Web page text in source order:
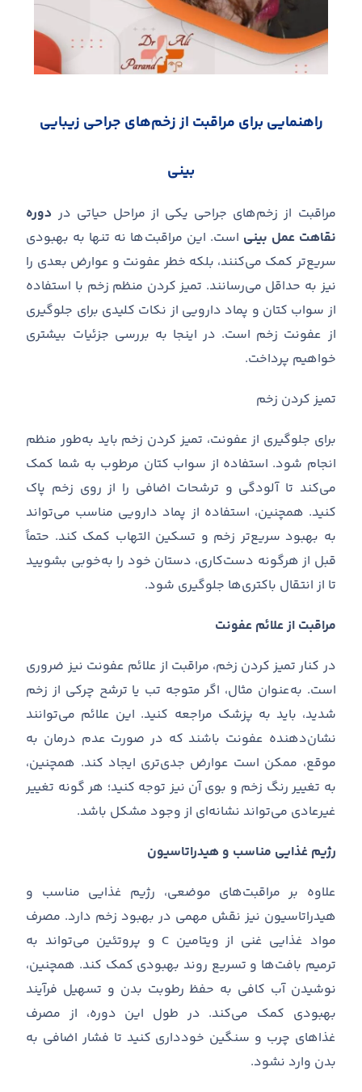
راهنمایی برای مراقبت از زخمهای جراحی زیبایی
بینی
مراقبت از زخمهای جراحی یکی از مراحل حیاتی در دوره
نقاهت عمل بینی است. این مراقبتها نه تنها به بهبودی
سریعتر کمک میکنند، بلکه خطر عفونت و عوارض بعدی را
نیز به حداقل میرسانند. تمیز کردن منظم زخم با استفاده
از سواب کتان و پماد دارویی از نکات کلیدی برای جلوگیری
از عفونت زخم است. در اینجا به بررسی جزئیات بیشتری
خواهیم پرداخت.
تمیز کردن زخم
برای جلوگیری از عفونت، تمیز کردن زخم باید بهطور منظم
انجام شود. استفاده از سواب کتان مرطوب به شما کمک
میکند تا آلودگی و ترشحات اضافی را از روی زخم پاک
کنید. همچنین، استفاده از پماد دارویی مناسب میتواند
به بهبود سریعتر زخم و تسکین التهاب کمک کند. حتماً
قبل از هرگونه دستکاری، دستان خود را بهخوبی بشویید
تا از انتقال باکتریها جلوگیری شود.
مراقبت از علائم عفونت
در کنار تمیز کردن زخم، مراقبت از علائم عفونت نیز ضروری
است. بهعنوان مثال، اگر متوجه تب یا ترشح چرکی از زخم
شدید، باید به پزشک مراجعه کنید. این علائم میتوانند
نشاندهنده عفونت باشند که در صورت عدم درمان به
موقع، ممکن است عوارض جدیتری ایجاد کند. همچنین،
به تغییر رنگ زخم و بوی آن نیز توجه کنید؛ هر گونه تغییر
غیرعادی میتواند نشانهای از وجود مشکل باشد.
رژیم غذایی مناسب و هیدراتاسیون
علاوه بر مراقبتهای موضعی، رژیم غذایی مناسب و
هیدراتاسیون نیز نقش مهمی در بهبود زخم دارد. مصرف
مواد غذایی غنی از ویتامین
و پروتئین میتواند به
ترمیم بافتها و تسریع روند بهبودی کمک کند. همچنین،
نوشیدن آب کافی به حفظ رطوبت بدن و تسهیل فرآیند
بهبودی کمک میکند. در طول این دوره، از مصرف
غذاهای چرب و سنگین خودداری کنید تا فشار اضافی به
بدن وارد نشود.